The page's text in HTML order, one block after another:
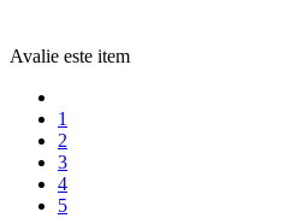
Avalie este item
1
2
3
4
5